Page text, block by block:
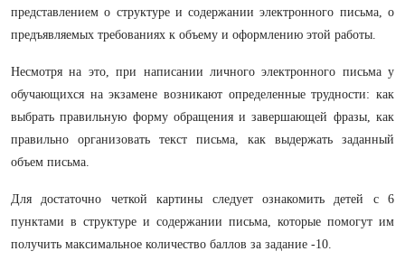
представлением о структуре и содержании электронного письма, о
предъявляемых требованиях к объему и оформлению этой работы.
Несмотря на это, при написании личного электронного письма у
обучающихся на экзамене возникают определенные трудности: как
выбрать правильную форму обращения и завершающей фразы, как
правильно организовать текст письма, как выдержать заданный
объем письма.
Для достаточно четкой картины следует ознакомить детей с 6
пунктами в структуре и содержании письма, которые помогут им
получить максимальное количество баллов за задание -10.